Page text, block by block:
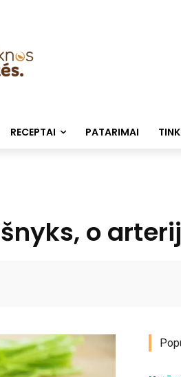
RECEPTAI PATARIMAI
o